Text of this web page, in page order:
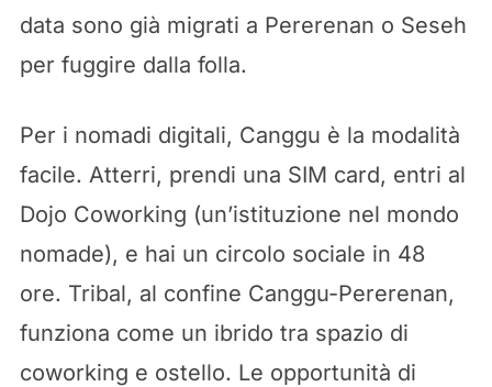
data sono già migrati a Pererenan o Seseh
per fuggire dalla folla.
Per i nomadi digitali, Canggu è la modalità
facile. Atterri, prendi una SIM card, entri al
Dojo Coworking (un’istituzione nel mondo
nomade), e hai un circolo sociale in 48
ore. Tribal, al confine Canggu-Pererenan,
funziona come un ibrido tra spazio di
coworking e ostello. Le opportunità di